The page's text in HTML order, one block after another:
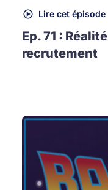
Lire cet épisode
Ep. 71 :
recrutement